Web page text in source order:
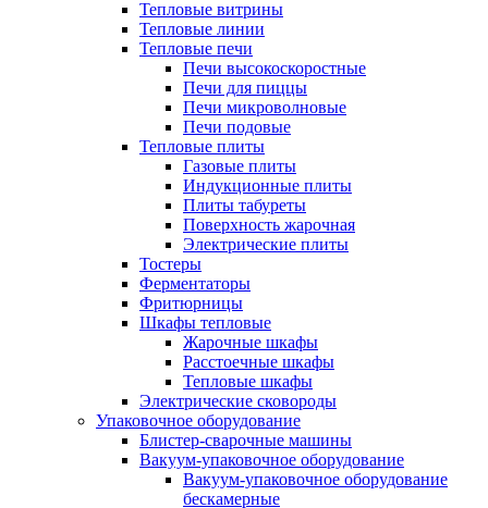
Тепловые витрины
Тепловые линии
Тепловые печи
Печи высокоскоростные
Печи для пиццы
Печи микроволновые
Печи подовые
Тепловые плиты
Газовые плиты
Индукционные плиты
Плиты табуреты
Поверхность жарочная
Электрические плиты
Тостеры
Ферментаторы
Фритюрницы
Шкафы тепловые
Жарочные шкафы
Расстоечные шкафы
Тепловые шкафы
Электрические сковороды
Упаковочное оборудование
Блистер-сварочные машины
Вакуум-упаковочное оборудование
Вакуум-упаковочное оборудование
беcкамерные